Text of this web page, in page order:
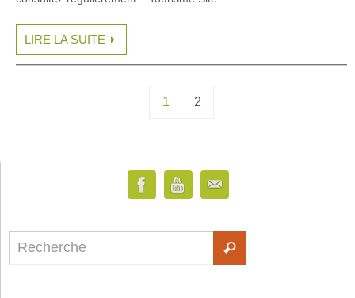
LIRE LA SUITE
1 2